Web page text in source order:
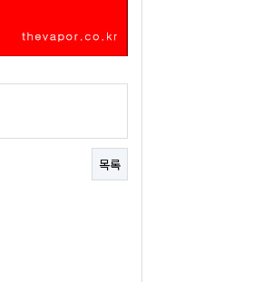
목록